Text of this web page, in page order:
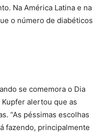
Na América Latina e na
o número de diabéticos
se comemora o Dia
alertou que as
“As péssimas escolhas
fazendo, principalmente